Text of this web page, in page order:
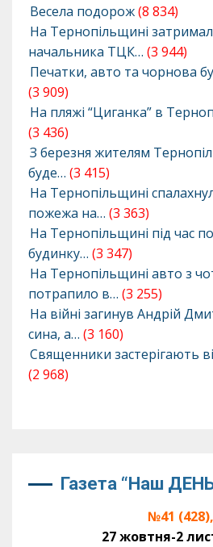
Весела подорож(8 834)
На Тернопільщині
начальника ТЦК… (3 944)
Печатки, авто та чорнова
(3 909)
На пляжі “Циганка” в
(3 436)
З березня жителям
буде… (3 415)
На Тернопільщині
пожежа на… (3 363)
На Тернопільщині під час
будинку… (3 347)
На Тернопільщині авто з
потрапило в… (3 255)
На війні загинув Андрій
сина, а… (3 160)
Священники застерігають
(2 968)
Газета “Наш
№41 (428),
27 жовтня-2